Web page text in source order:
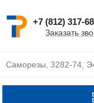
+7 (812) 317-
Заказать